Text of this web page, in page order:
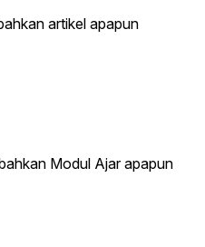
artikel apapun
Modul Ajar apapun